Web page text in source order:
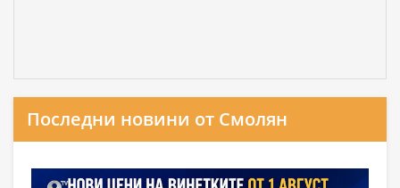
Последни новини от Смолян